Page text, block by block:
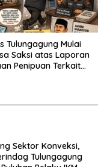
Tulungagung Mulai
Saksi atas Laporan
Penipuan Terkait
Sektor Konveksi,
Tulungagung